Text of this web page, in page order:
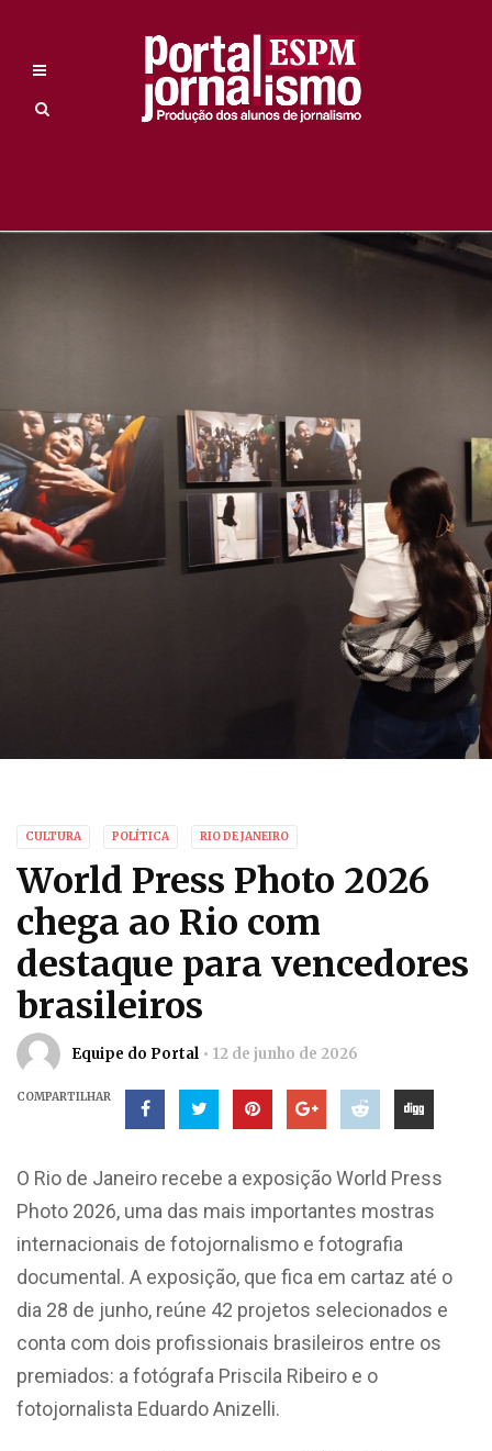
CULTURA POLÍTICA RIO DE JANEIRO
World Press Photo 2026
chega ao Rio com
destaque para vencedores
brasileiros
Equipe do Portal 12 de junho de 2026
COMPARTILHAR
O Rio de Janeiro recebe a exposição World Press
Photo 2026, uma das mais importantes mostras
internacionais de fotojornalismo e fotografia
documental. A exposição, que fica em cartaz até o
dia 28 de junho, reúne 42 projetos selecionados e
conta com dois profissionais brasileiros entre os
premiados: a fotógrafa Priscila Ribeiro e o
fotojornalista Eduardo Anizelli.